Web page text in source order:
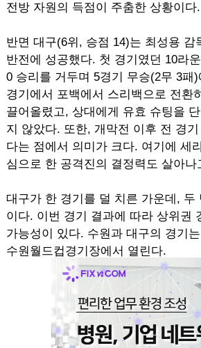
전방 자원의 득점이 주춤한 상황이다.
반면 대구(6위, 승점 14)는 최성용 감
반전에 성공했다. 첫 경기였던 10라
0 승리를 거두며 5경기 무승(2무 3패
경기에서 포백에서 스리백으로 전환
끌어올렸고, 상대에게 유효 슈팅을
지 않았다. 또한, 개막전 이후 전 경
다는 점에서 의미가 크다. 여기에 세
심으로 한 공격진의 결정력도 살아나
대구가 한 경기를 덜 치른 가운데, 두
이다. 이번 경기 결과에 따라 상위권
가능성이 있다. 수원과 대구의 경기
수원월드컵경기장에서 열린다.